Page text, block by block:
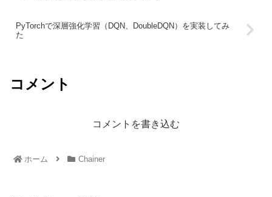
PyTorchで深層強化学習（DQN、DoubleDQN）を実装してみ
た
コメント
コメントを書き込む
ホーム Chainer